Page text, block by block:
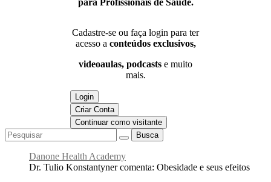
para Profissionais de Saúde.
Cadastre-se ou faça login para ter
acesso a conteúdos exclusivos,
videoaulas, podcasts e muito
mais.
Login
Criar Conta
Continuar como visitante
Busca
Danone Health Academy
Dr. Tulio Konstantyner comenta: Obesidade e seus efeitos